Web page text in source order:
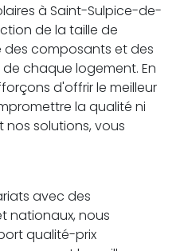
à Saint-Sulpice-de-
de la taille de
des composants et des
chaque logement. En
d'offrir le meilleur
la qualité ni
nos solutions, vous
avec des
nationaux, nous
qualité-prix